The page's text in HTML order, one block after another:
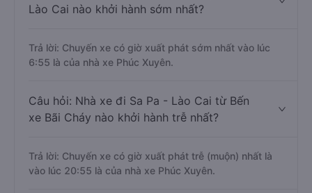
Lào Cai nào khởi hành sớm nhất?
Trả lời: Chuyến xe có giờ xuất phát sớm nhất vào lúc
6:55 là của nhà xe Phúc Xuyên.
Câu hỏi: Nhà xe đi Sa Pa - Lào Cai từ Bến
xe Bãi Cháy nào khởi hành trễ nhất?
Trả lời: Chuyến xe có giờ xuất phát trễ (muộn) nhất là
vào lúc 20:55 là của nhà xe Phúc Xuyên.